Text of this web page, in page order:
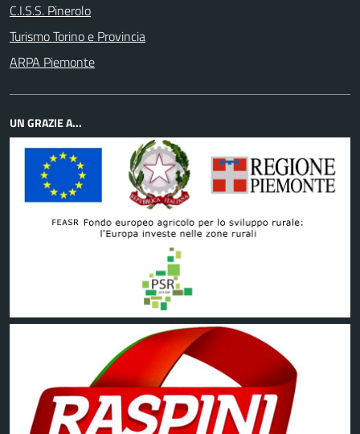
C.I.S.S. Pinerolo
Turismo Torino e Provincia
ARPA Piemonte
UN GRAZIE A...